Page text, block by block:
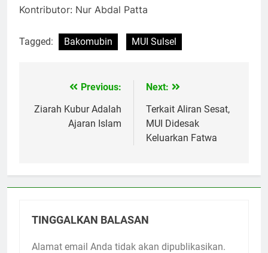
Kontributor: Nur Abdal Patta
Tagged: Bakomubin MUI Sulsel
Navigasi
pos
Previous:
Ziarah Kubur Adalah
Ajaran Islam
Next:
Terkait Aliran Sesat,
MUI Didesak
Keluarkan Fatwa
TINGGALKAN BALASAN
Alamat email Anda tidak akan dipublikasikan.